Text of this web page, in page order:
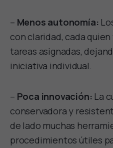
– Menos autonomía:
con claridad, cada
tareas asignadas,
iniciativa individual.
– Poca innovación: La
conservadora y
de lado muchas
procedimientos útiles